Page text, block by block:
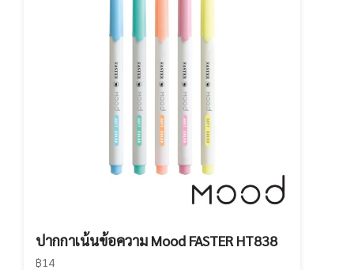
ปากกาเน้นข้อความ Mood FASTER HT838
฿14